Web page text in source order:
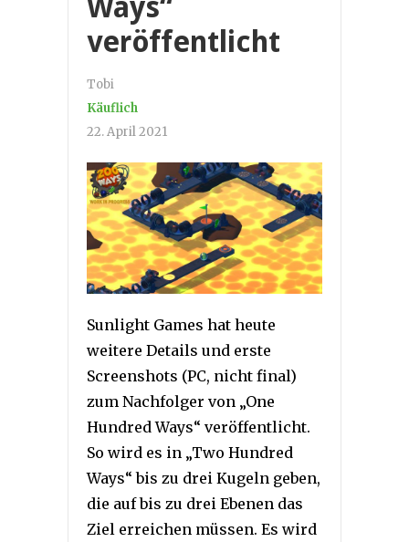
Ways“
veröffentlicht
Tobi
Käuflich
22. April 2021
Sunlight Games hat heute
weitere Details und erste
Screenshots (PC, nicht final)
zum Nachfolger von „One
Hundred Ways“ veröffentlicht.
So wird es in „Two Hundred
Ways“ bis zu drei Kugeln geben,
die auf bis zu drei Ebenen das
Ziel erreichen müssen. Es wird